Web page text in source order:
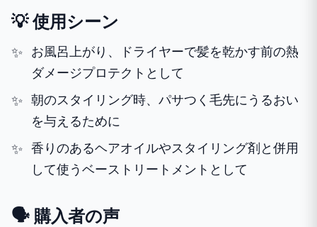
💡 使用シーン
お風呂上がり、ドライヤーで髪を乾かす前の熱
ダメージプロテクトとして
朝のスタイリング時、パサつく毛先にうるおい
を与えるために
香りのあるヘアオイルやスタイリング剤と併用
して使うベーストリートメントとして
🗣️ 購入者の声